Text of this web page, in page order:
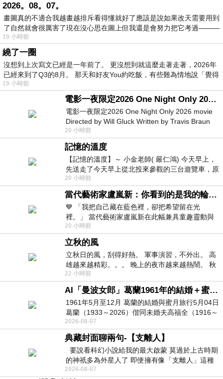
2026。08。07。
畫圖真的不適合我越畫越排斥看得懂就好了應該是說如果改天需要用到
了自然就會很厲害了現在沒心思在圖上但我還是會努力把它考過———
19 小時前
繞了一圈
沒想到上次寫文已經是一年前了。 更沒想到就這麼走著走著，2026年
已經來到了Q3的8月。 那天和好友You約吃飯，有些難為情地說「覺得
19 小時前
電影一夜限定2026 One Night Only 2026 movie
電影一夜限定2026 One Night Only 2026 movie
Directed by Will Gluck Written by Travis Braun
Starring Monica Barbaro
20 小時前
記憶的溫度
【記憶的溫度】～ 小金老師( 嚴仁鴻) 今天早上，
先送走了今天早上從北投來參觀的三台遊覽車，原
以為展場已經差不多要安靜下來，卻發
20 小時前
當代藝術家盧嵐新：你看到的是我的輪廓，還是你的故事？——藏在藍色裡的希望與光
💙 「我把自己藏在藍色裡，卻把希望留在光
裡。」 當代藝術家盧嵐新在此幅兼具童趣靈動與
抽象韻味的新作中，用湛藍的羽翼般色塊包覆著
20 小時前
立秋的風
立秋日的風，刮得好熱。 軍事演習，不外出。 高
雄越來越精彩。。。 晚上的夜市越來越熱鬧。 秋
天的風刮得很熱 夜遊消暑熱。。。
22 小時前
AI「曼波女郎」葛蘭1961年的結婚＋蜜月旅行 #戀上老電影 #葛蘭 #粟子
1961年5月至12月 葛蘭的結婚與蜜月旅行5月04日
葛蘭（1933～2026）偕同未婚夫高福全（1916～
2004）乘郵輪赴倫敦6月15日於英國倫敦St.S
2026-08-07
典藏封面聊兩句-【支離人】
要說看科幻小說給我的最大啟蒙 莫過於上古時期
的神祇多為外星人了 即便擁有像「支離人」這種
驚世駭俗的神通法門 也未必讀
2026-08-07